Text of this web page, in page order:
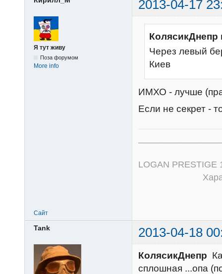
2013-04-17
Я тут живу
Поза форумом
More info
КолясикДнепр
Через левый
Киев
ИМХО - лучше
Если не секрет -
LOGAN PRESTIGE
Характер
Сайт
Tank 2013-04-18
КолясикДнепр
сплошная ...опа